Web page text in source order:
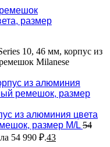
10, 46 мм, корпус из
Milanese
из алюминия цвета
размер M/L 54
54 990 ₽.43